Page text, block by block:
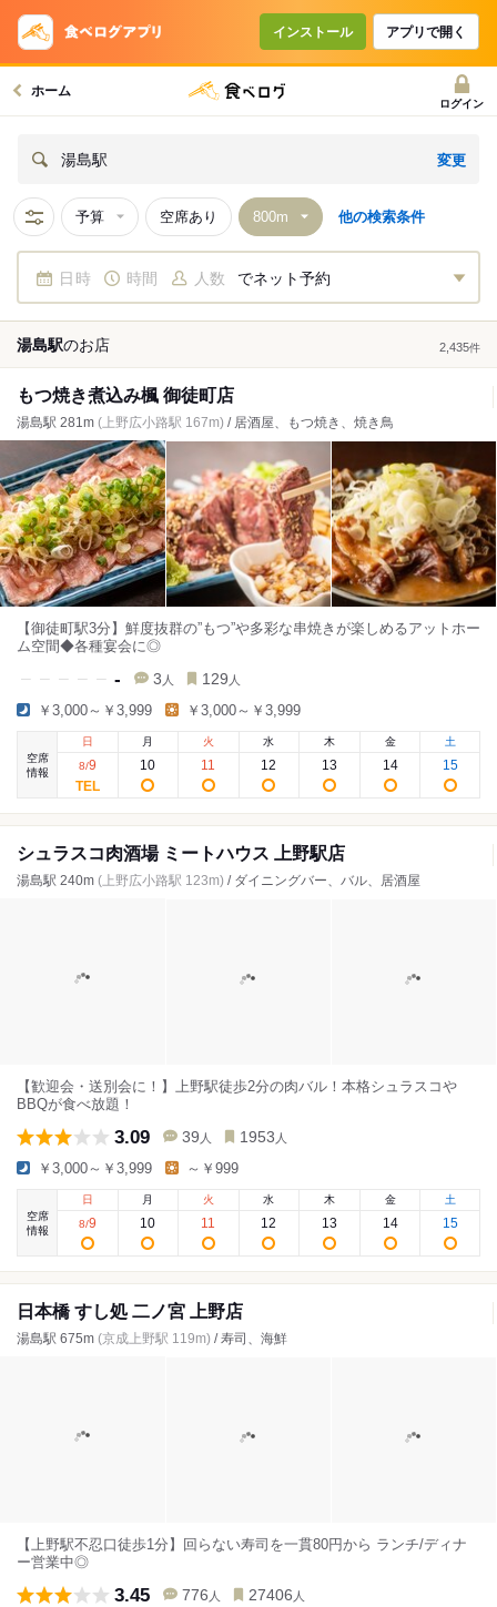
インストール アプリで開く
ホーム
ログイン
湯島駅 変更
予算 空席あり 他の検索条件
日時 時間 人数 でネット予約
湯島駅のお店 2,435件
もつ焼き煮込み楓 御徒町店
湯島駅 281m (上野広小路駅 167m) / 居酒屋、もつ焼き、焼き鳥
【御徒町駅3分】鮮度抜群の”もつ”や多彩な串焼きが楽しめるアットホー
ム空間◆各種宴会に◎
- 3 人 129 人
￥3,000～￥3,999 ￥3,000～￥3,999
空席
情報
日
8/9
月
10
火
11
水
12
木
13
金
14
土
15
シュラスコ肉酒場 ミートハウス 上野駅店
湯島駅 240m (上野広小路駅 123m) / ダイニングバー、バル、居酒屋
【歓迎会・送別会に！】上野駅徒歩2分の肉バル！本格シュラスコや
BBQが食べ放題！
3.09 39 人 1953 人
￥3,000～￥3,999 ～￥999
空席
情報
日
8/9
月
10
火
11
水
12
木
13
金
14
土
15
日本橋 すし処 二ノ宮 上野店
湯島駅 675m (京成上野駅 119m) / 寿司、海鮮
【上野駅不忍口徒歩1分】回らない寿司を一貫80円から ランチ/ディナ
ー営業中◎
3.45 776 人 27406 人